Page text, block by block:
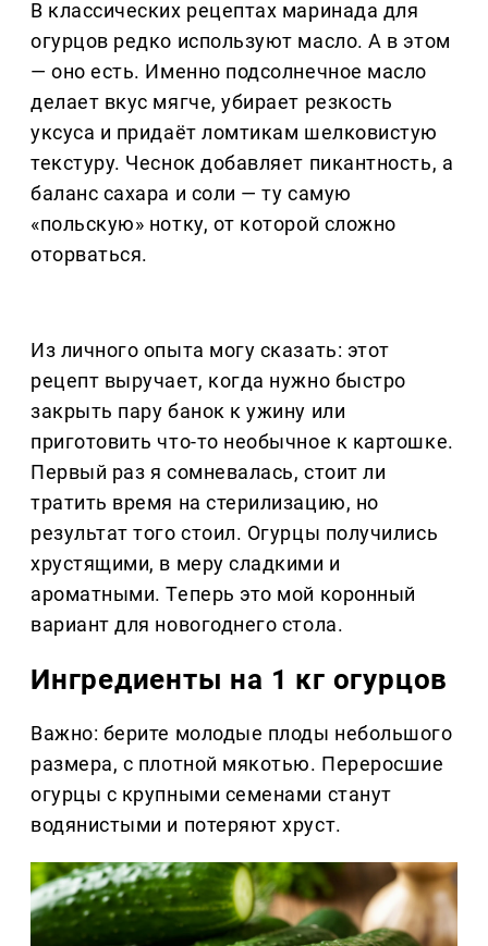
В классических рецептах маринада для
огурцов редко используют масло. А в этом
— оно есть. Именно подсолнечное масло
делает вкус мягче, убирает резкость
уксуса и придаёт ломтикам шелковистую
текстуру. Чеснок добавляет пикантность, а
баланс сахара и соли — ту самую
«польскую» нотку, от которой сложно
оторваться.
Из личного опыта могу сказать: этот
рецепт выручает, когда нужно быстро
закрыть пару банок к ужину или
приготовить что-то необычное к картошке.
Первый раз я сомневалась, стоит ли
тратить время на стерилизацию, но
результат того стоил. Огурцы получились
хрустящими, в меру сладкими и
ароматными. Теперь это мой коронный
вариант для новогоднего стола.
Ингредиенты на 1 кг огурцов
Важно: берите молодые плоды небольшого
размера, с плотной мякотью. Переросшие
огурцы с крупными семенами станут
водянистыми и потеряют хруст.